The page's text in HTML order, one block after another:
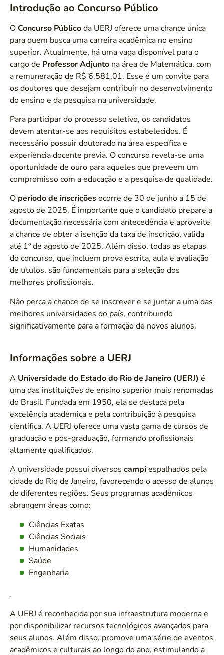
Introdução ao Concurso Público
OConcurso Públicoda UERJ oferece uma chance única
para quem busca uma carreira acadêmica no ensino
superior. Atualmente, há uma vaga disponível para o
cargo de Professor Adjunto na área de Matemática, com
a remuneração de R$ 6.581,01. Esse é um convite para
os doutores que desejam contribuir no desenvolvimento
do ensino e da pesquisa na universidade.
Para participar do processo seletivo, os candidatos
devem atentar-se aos requisitos estabelecidos. É
necessário possuir doutorado na área específica e
experiência docente prévia. O concurso revela-se uma
oportunidade de ouro para aqueles que preveem um
compromisso com a educação e a pesquisa de qualidade.
O período de inscriçõesocorre de 30 de junho a 15 de
agosto de 2025. É importante que o candidato prepare a
documentação necessária com antecedência e aproveite
a chance de obter a isenção da taxa de inscrição, válida
até 1º de agosto de 2025. Além disso, todas as etapas
do concurso, que incluem prova escrita, aula e avaliação
de títulos, são fundamentais para a seleção dos
melhores profissionais.
Não perca a chance de se inscrever e se juntar a uma das
melhores universidades do país, contribuindo
significativamente para a formação de novos alunos.
Informações sobre a UERJ
A Universidade do Estado do Rio de Janeiro (UERJ) é
uma das instituições de ensino superior mais renomadas
do Brasil. Fundada em 1950, ela se destaca pela
excelência acadêmica e pela contribuição à pesquisa
científica. A UERJ oferece uma vasta gama de cursos de
graduação e pós-graduação, formando profissionais
altamente qualificados.
A universidade possui diversos campiespalhados pela
cidade do Rio de Janeiro, favorecendo o acesso de alunos
de diferentes regiões. Seus programas acadêmicos
abrangem áreas como:
Ciências Exatas
Ciências Sociais
Humanidades
Saúde
Engenharia
.
A UERJ é reconhecida por sua infraestrutura moderna e
por disponibilizar recursos tecnológicos avançados para
seus alunos. Além disso, promove uma série de eventos
acadêmicos e culturais ao longo do ano, estimulando a